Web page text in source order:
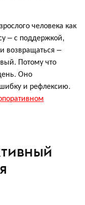
человека как
– с поддержкой,
возвращаться –
Потому что
Оно
и рефлексию.